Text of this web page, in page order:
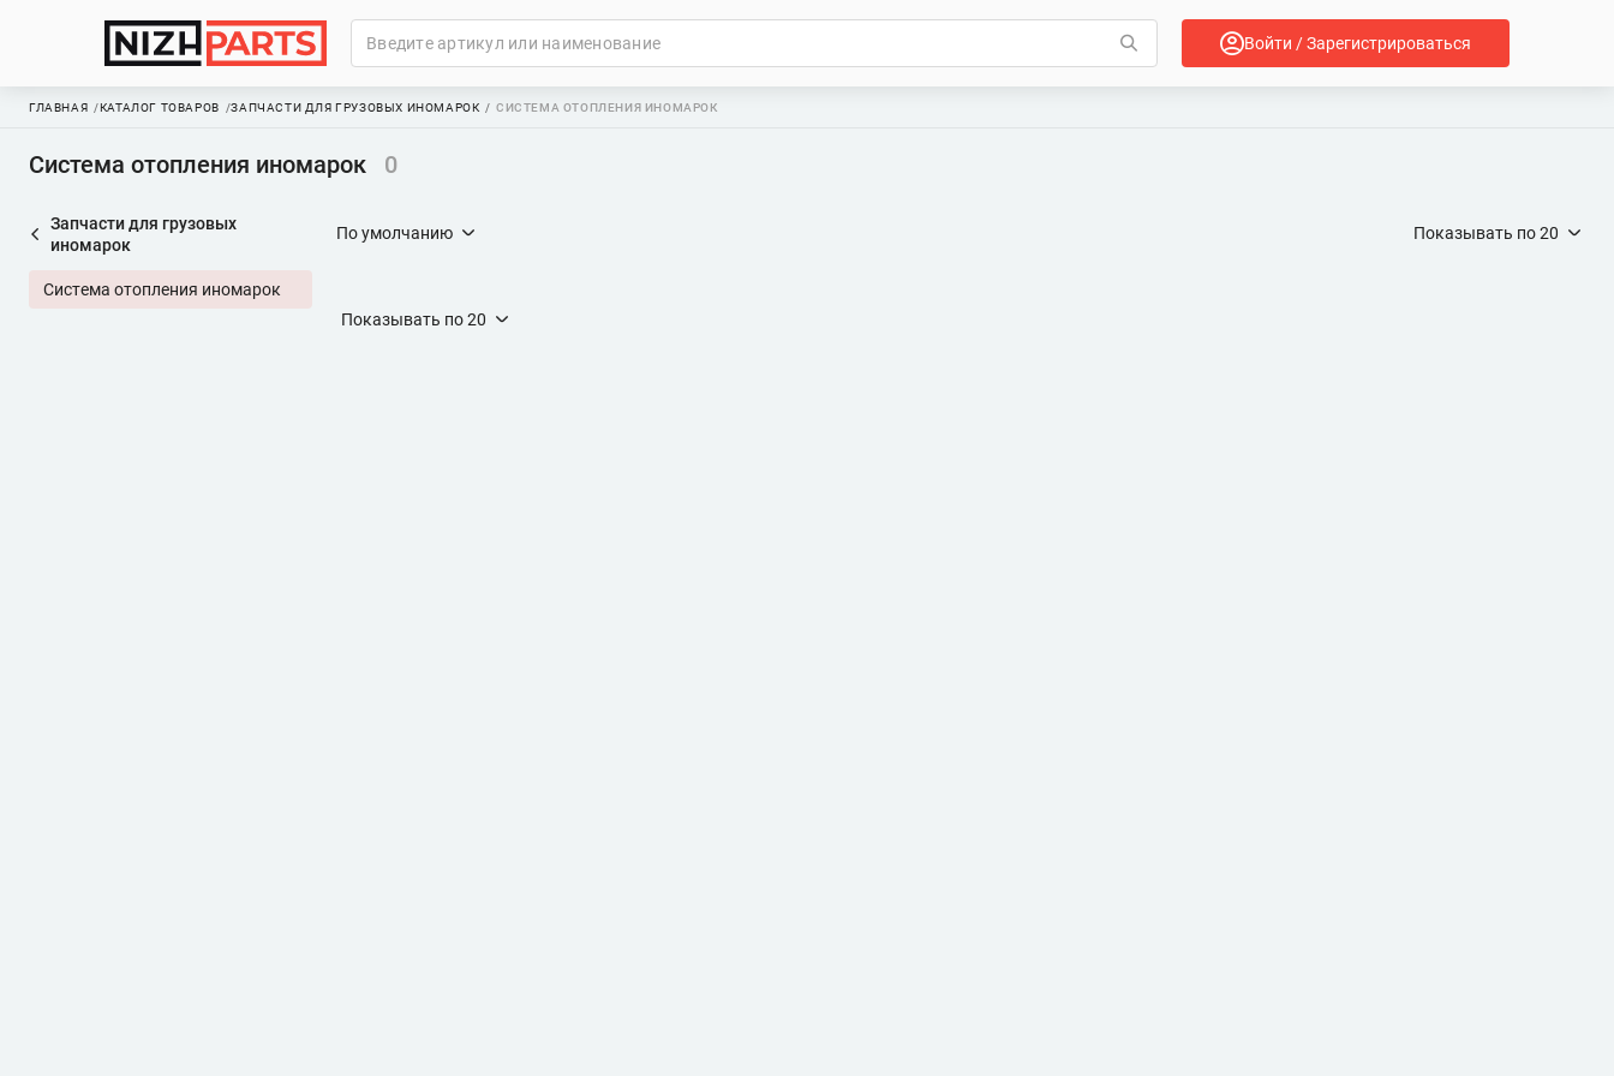
Войти / Зарегистрироваться
ГЛАВНАЯ КАТАЛОГ ТОВАРОВ ЗАПЧАСТИ ДЛЯ ГРУЗОВЫХ ИНОМАРОК СИСТЕМА ОТОПЛЕНИЯ ИНОМАРОК
Система отопления иномарок 0
Запчасти для грузовых
иномарок
Система отопления иномарок
По умолчанию Показывать по20
Показывать по20